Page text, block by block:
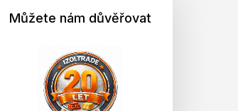
Můžete nám důvěřovat